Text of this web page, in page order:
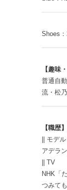
Shoes
【趣味
普通自
流・松乃
【職歴】
|| モデル
アデラ
|| TV
NHK「
つみて